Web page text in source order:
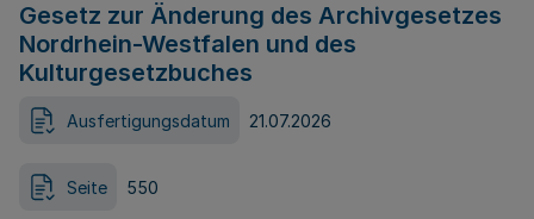
Gesetz zur Änderung des Archivgesetzes
Nordrhein-Westfalen und des
Kulturgesetzbuches
Ausfertigungsdatum 21.07.2026
Seite 550